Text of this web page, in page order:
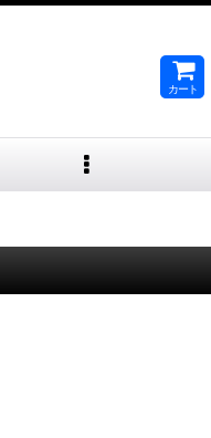
カート